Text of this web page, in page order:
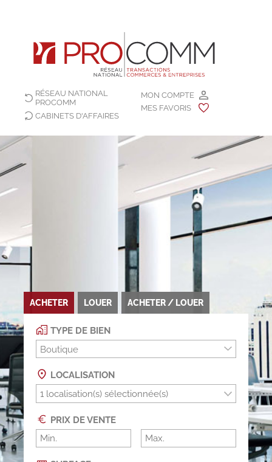
MON COMPTE
MES FAVORIS
RÉSEAU NATIONAL
PROCOMM
CABINETS D'AFFAIRES
ACHETER LOUER ACHETER / LOUER
TYPE DE BIEN
Boutique
LOCALISATION
PRIX DE VENTE